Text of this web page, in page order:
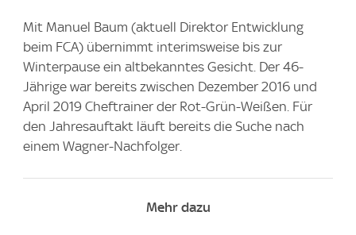
Mit Manuel Baum (aktuell Direktor Entwicklung
beim FCA) übernimmt interimsweise bis zur
Winterpause ein altbekanntes Gesicht. Der 46-
Jährige war bereits zwischen Dezember 2016 und
April 2019 Cheftrainer der Rot-Grün-Weißen. Für
den Jahresauftakt läuft bereits die Suche nach
einem Wagner-Nachfolger.
Mehr dazu